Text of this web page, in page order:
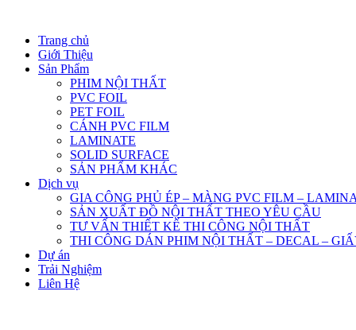
Trang chủ
Giới Thiệu
Sản Phẩm
PHIM NỘI THẤT
PVC FOIL
PET FOIL
CÁNH PVC FILM
LAMINATE
SOLID SURFACE
SẢN PHẨM KHÁC
Dịch vụ
GIA CÔNG PHỦ ÉP – MÀNG PVC FILM –
SẢN XUẤT ĐỒ NỘI THẤT THEO YÊU CẦU
TƯ VẤN THIẾT KẾ THI CÔNG NỘI THẤT
THI CÔNG DÁN PHIM NỘI THẤT – DECAL –
Dự án
Trải Nghiệm
Liên Hệ